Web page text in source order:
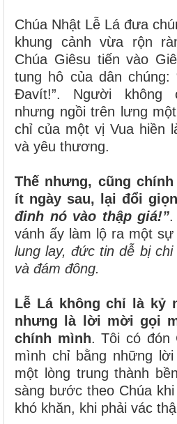
Chúa Nhật Lễ Lá đưa
khung cảnh vừa rộn
Chúa Giêsu tiến vào
tung hô của dân chúng:
Đavít!”. Người không
nhưng ngồi trên lưng
chỉ của một vị Vua hiền
và yêu thương.
Thế nhưng, cũng
ít ngày sau, lại đổi
đinh nó vào thập giá!”.
vánh ấy làm lộ ra một sự
lung lay, đức tin dễ bị
và đám đông.
Lễ Lá không chỉ là kỷ
nhưng là lời mời gọi
chính mình. Tôi có đón
mình chỉ bằng những
một lòng trung thành
sàng bước theo Chúa
khó khăn, khi phải vác